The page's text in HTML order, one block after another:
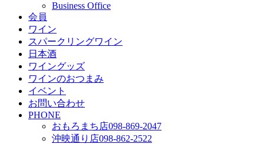
Business Office
会員
ワイン
スパークリングワイン
日本酒
ワイングッズ
ワインのおつまみ
イベント
お問い合わせ
PHONE
おもろまち店098-869-2047
沖映通り店098-862-2522